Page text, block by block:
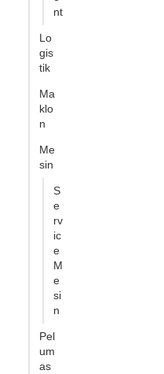
nt
Lo
gis
tik
Ma
klo
n
Me
sin
S
e
rv
ic
e
M
e
si
n
Pel
um
as